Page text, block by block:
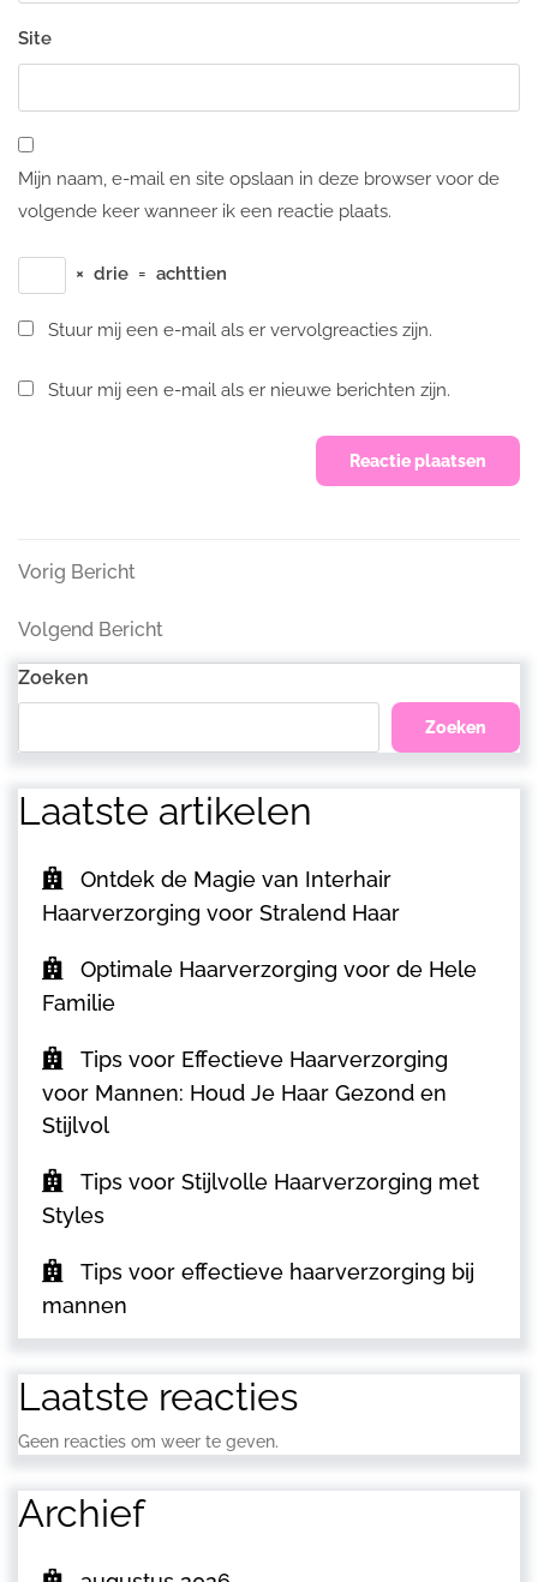
Site
Mijn naam, e-mail en site opslaan in deze browser voor de
volgende keer wanneer ik een reactie plaats.
× drie = achttien
Stuur mij een e-mail als er vervolgreacties zijn.
Stuur mij een e-mail als er nieuwe berichten zijn.
Bericht
navigatie
Vorig
Vorig Bericht
Volgend
Volgend Bericht
Zoeken
Zoeken
Laatste artikelen
Ontdek de Magie van Interhair
Haarverzorging voor Stralend Haar
Optimale Haarverzorging voor de Hele
Familie
Tips voor Effectieve Haarverzorging
voor Mannen: Houd Je Haar Gezond en
Stijlvol
Tips voor Stijlvolle Haarverzorging met
Styles
Tips voor effectieve haarverzorging bij
mannen
Laatste reacties
Geen reacties om weer te geven.
Archief